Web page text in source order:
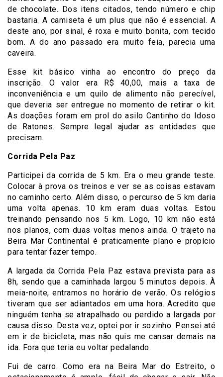
de chocolate. Dos itens citados, tendo número e chip
bastaria. A camiseta é um plus que não é essencial. A
deste ano, por sinal, é roxa e muito bonita, com tecido
bom. A do ano passado era muito feia, parecia uma
caveira.
Esse kit básico vinha ao encontro do preço da
inscrição. O valor era R$ 40,00, mais a taxa de
inconveniência e um quilo de alimento não perecível,
que deveria ser entregue no momento de retirar o kit.
As doações foram em prol do asilo Cantinho do Idoso
de Ratones. Sempre legal ajudar as entidades que
precisam.
Corrida Pela Paz
Participei da corrida de 5 km. Era o meu grande teste.
Colocar à prova os treinos e ver se as coisas estavam
no caminho certo. Além disso, o percurso de 5 km daria
uma volta apenas. 10 km eram duas voltas. Estou
treinando pensando nos 5 km. Logo, 10 km não está
nos planos, com duas voltas menos ainda. O trajeto na
Beira Mar Continental é praticamente plano e propício
para tentar fazer tempo.
A largada da Corrida Pela Paz estava prevista para as
8h, sendo que a caminhada largou 5 minutos depois. À
meia-noite, entramos no horário de verão. Os relógios
tiveram que ser adiantados em uma hora. Acredito que
ninguém tenha se atrapalhado ou perdido a largada por
causa disso. Desta vez, optei por ir sozinho. Pensei até
em ir de bicicleta, mas não quis me cansar demais na
ida. Fora que teria eu voltar pedalando.
Fui de carro. Como era na Beira Mar do Estreito, o